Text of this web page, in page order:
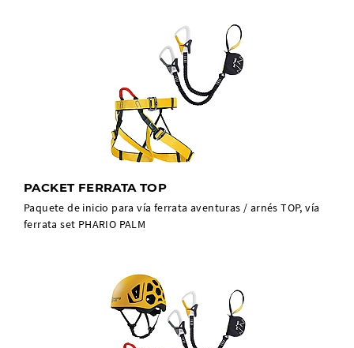
PACKET FERRATA TOP
Paquete de inicio para vía ferrata aventuras / arnés TOP, vía
ferrata set PHARIO PALM